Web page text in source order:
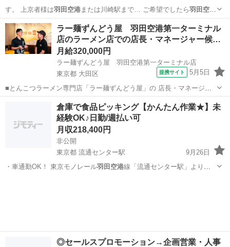
す。 上京者様は羽田空港 または川崎駅まで… ご希望でしたら羽田空港
または、川崎駅ま…
神奈川 川崎市 川崎駅 土木
ラー麺ずんどう屋 羽田空港第一ターミナル
店のラーメン店での店長・マネージャー候…
月給320,000円
ラー麺ずんどう屋 羽田空港第一ターミナル店
東京都 大田区
提携サイト 5月5日
■とんこつラーメン専門店「ラー麺ずんどう屋」の 店長・マネージャ
ー候補として、 店舗運営の全てをお任せします。 ■営業業務 ・QSCA
の向上 ・調理や接客などの業務全般 ・食材や備品の発注 ・衛生管理
■店舗運営業務 ...
飲食
倉庫で食品ピッキング【かんたん作業★】未
経験OK♪日勤/週払い可
月収218,400円
非公開
東京都 流通センター駅
9月26日
・車通勤OK！ 東京モノレール羽田空港線「流通センター駅」より車
◎セールスプロモーション→企画営業・人事